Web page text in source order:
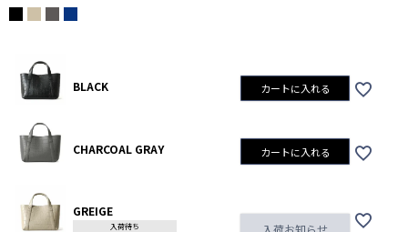
BLACK カートに入れる
CHARCOAL GRAY カートに入れる
GREIGE
入荷待ち 入荷お知らせ